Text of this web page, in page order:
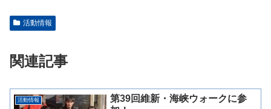
活動情報
関連記事
活動情報
第39回維新・海峡ウォークに参